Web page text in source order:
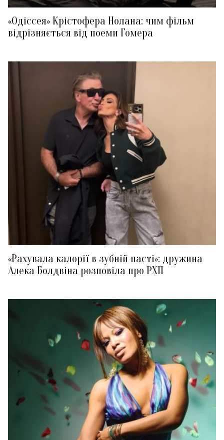
«Одіссея» Крістофера Нолана: чим фільм
відрізняється від поеми Гомера
«Рахувала калорії в зубній пасті»: дружина
Алека Болдвіна розповіла про РХП